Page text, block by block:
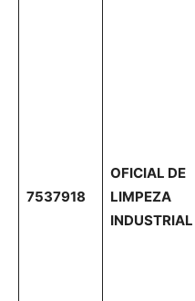
7537918
OFICIAL DE
LIMPEZA
INDUSTRIAL